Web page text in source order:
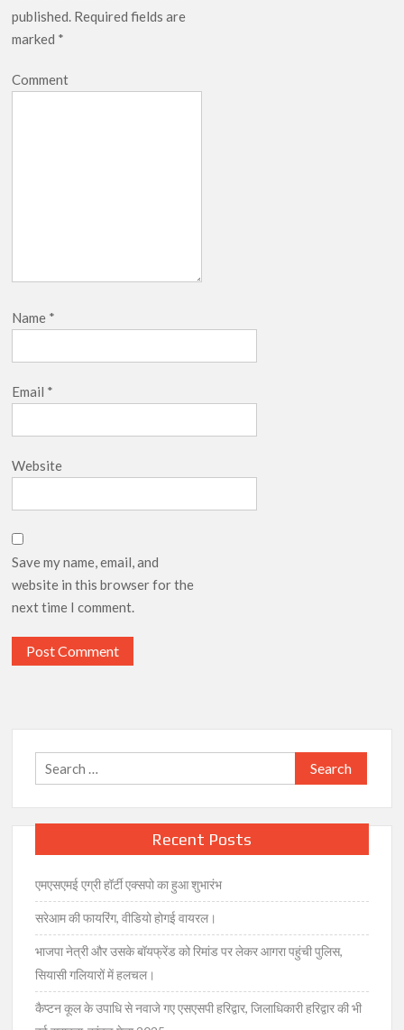
published. Required fields are
marked *
Comment
Name *
Email *
Website
Save my name, email, and
website in this browser for the
next time I comment.
Search
for:
Recent Posts
एमएसएमई एग्री हॉर्टी एक्सपो का हुआ शुभारंभ
सरेआम की फायरिंग, वीडियो होगई वायरल।
भाजपा नेत्री और उसके बॉयफ्रेंड को रिमांड पर लेकर आगरा पहुंची पुलिस,
सियासी गलियारों में हलचल।
कैप्टन कूल के उपाधि से नवाजे गए एसएसपी हरिद्वार, जिलाधिकारी हरिद्वार की भी